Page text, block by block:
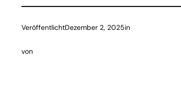
VeröffentlichtDezember 2, 2025in
von